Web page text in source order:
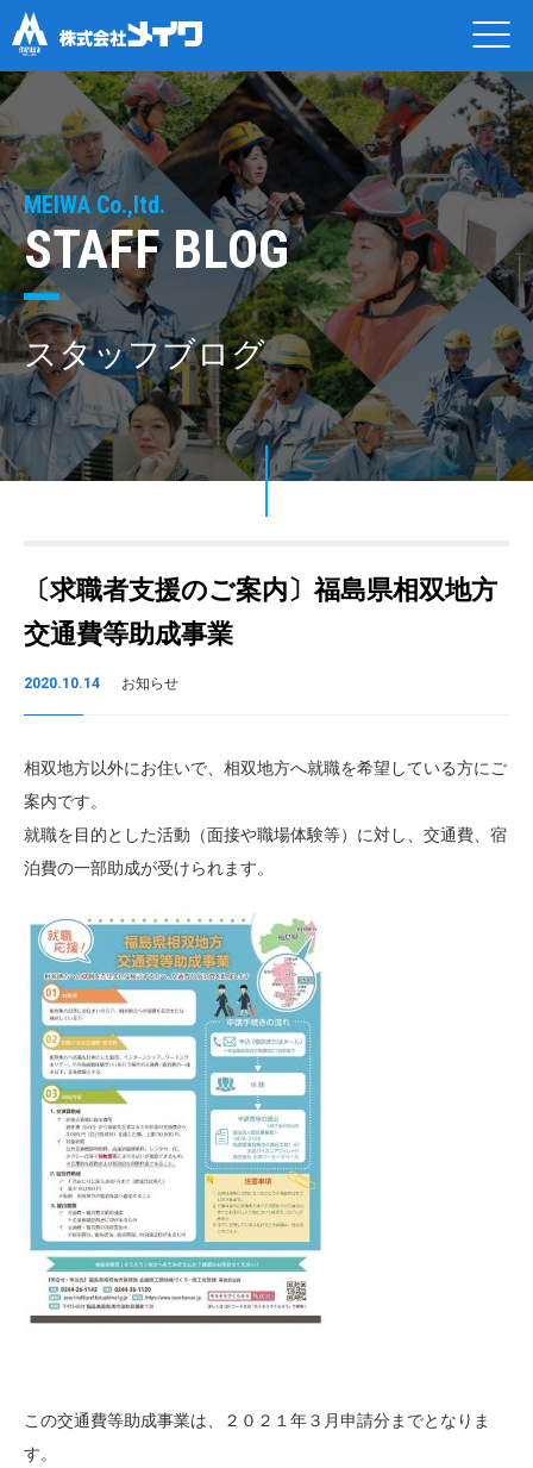
MEIWA Co.,ltd.
STAFF BLOG
スタッフブログ
〔求職者支援のご案内〕福島県相双地方
交通費等助成事業
2020.10.14 お知らせ
相双地方以外にお住いで、相双地方へ就職を希望している方にご
案内です。
就職を目的とした活動（面接や職場体験等）に対し、交通費、宿
泊費の一部助成が受けられます。
この交通費等助成事業は、２０２１年３月申請分までとなりま
す。